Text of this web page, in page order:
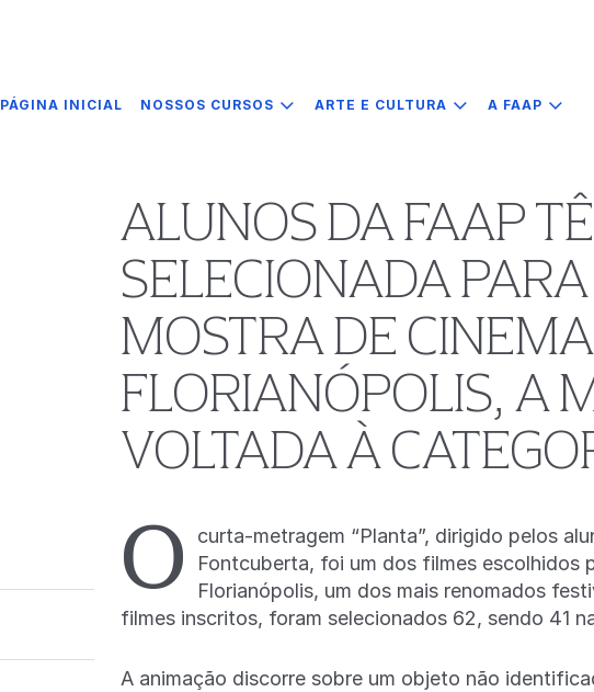
PÁGINA INICIAL NOSSOS CURSOS ARTE E CULTURA A FAAP
ALUNOS DA FAAP
SELECIONADA
MOSTRA DE
FLORIANÓPOLIS, A
VOLTADA À
O
curta-metragem “Planta”, dirigido pelos
Fontcuberta, foi um dos filmes escolhidos
Florianópolis, um dos mais renomados
filmes inscritos, foram selecionados 62, sendo 41
A animação discorre sobre um objeto não